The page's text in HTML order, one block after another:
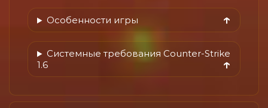
Особенности игры
Системные требования Counter-Strike
1.6